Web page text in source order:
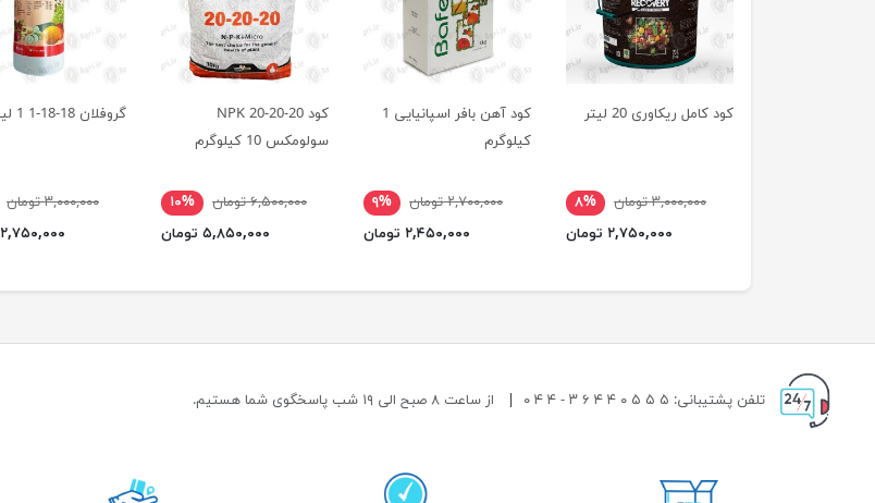
کود کامل ریکاوری 20 لیتر
۳,۰۰۰,۰۰۰ تومان
۸%
۲,۷۵۰,۰۰۰ تومان
کود آهن بافر اسپانیایی 1
کیلوگرم
۲,۷۰۰,۰۰۰ تومان
۹%
۲,۴۵۰,۰۰۰ تومان
کود NPK 20-20-20
سولومکس 10 کیلوگرم
۶,۵۰۰,۰۰۰ تومان
۱۰%
۵,۸۵۰,۰۰۰ تومان
گروفلان 18-18-1 1 لیتر
۳,۰۰۰,۰۰۰ تومان
۲,۷۵۰,۰۰۰ تومان
تلفن پشتیبانی: ۵ ۵ ۵ ۰ ۴ ۴ ۶ ۳ - ۴ ۴ ۰ از ساعت ۸ صبح الی ۱۹ شب پاسخگوی شما هستیم.